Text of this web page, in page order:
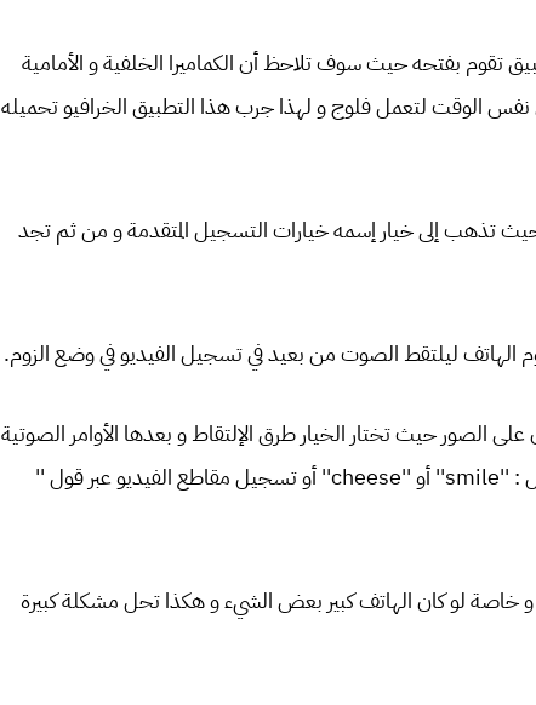
تقوم بفتحه حيث سوف تلاحظ أن الكماميرا الخلفية و الأمامية
الوقت لتعمل فلوج و لهذا جرب هذا التطبيق الخرافيو تحميله
حيث تذهب إلى خيار إسمه خيارات التسجيل المتقدمة و من ثم تجد
ليلتقط الصوت من بعيد في تسجيل الفيديو في وضع الزوم.
الصور حيث تختار الخيار طرق الإلتقاط و بعدها الأوامر الصوتية
لكي تلتقط الصور عن طريق الصوت بواسطة كلمات مثل : ''smile'' أو ''cheese'' أو تسجيل مقاطع الفيديو عبر قول ''
لو كان الهاتف كبير بعض الشيء و هكذا تحل مشكلة كبيرة